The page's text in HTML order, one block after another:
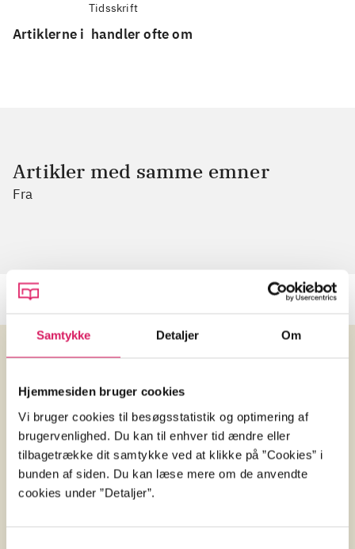
Samtykke Detaljer Om
Hjemmesiden bruger cookies
Vi bruger cookies til besøgsstatistik og optimering af
brugervenlighed. Du kan til enhver tid ændre eller
tilbagetrække dit samtykke ved at klikke på ”Cookies” i
bunden af siden. Du kan læse mere om de anvendte
cookies under ”Detaljer”.
Tidsskrift
Artiklerne i handler ofte om
Artikler med samme emner
Fra
Anmeldelser (2)
Angry metal guy
d. 13. sep. 2019